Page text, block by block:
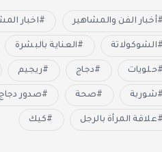
أخبار الفن والمشاهير اخبار
الشوكولاتة العناية بالبشرة
حلويات دجاج ريجيم
شوربة صحة صدور دجاج
علاقة المرأة بالرجل كيك